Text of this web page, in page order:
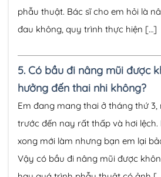
phẫu thuật. Bác sĩ cho em hỏi là
đau không, quy trình thực hiện […]
5. Có bầu đi nâng mũi được
hưởng đến thai nhi không?
Em đang mang thai ở tháng thứ
trước đến nay rất thấp và hơi lệch.
xong mới làm nhưng bạn em lại
Vậy có bầu đi nâng mũi được